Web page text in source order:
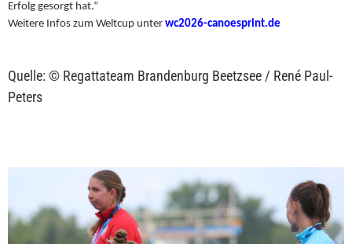
Erfolg gesorgt hat.“
Weitere Infos zum Weltcup unter wc2026-canoesprint.de
Quelle: © Regattateam Brandenburg Beetzsee / René Paul-
Peters